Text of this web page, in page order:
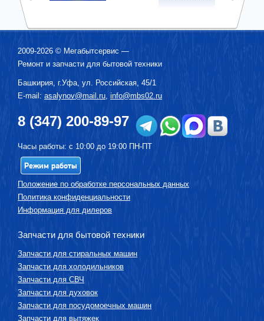
2009-2026 © Мегабытсервис —
Ремонт и запчасти для бытовой техники
Башкирия, г.Уфа, ул. Российская, 45/1
E-mail: asalynov@mail.ru, info@mbs02.ru
8 (347) 200-89-97
Часы работы: с 10:00 до 19:00 ПН-ПТ
Режим работы
Положение по обработке персональных данных
Политика конфиденциальности
Информация для дилеров
Запчасти для бытовой техники
Запчасти для стиральных машин
Запчасти для холодильников
Запчасти для СВЧ
Запчасти для духовок
Запчасти для посудомоечных машин
Запчасти для вытяжек